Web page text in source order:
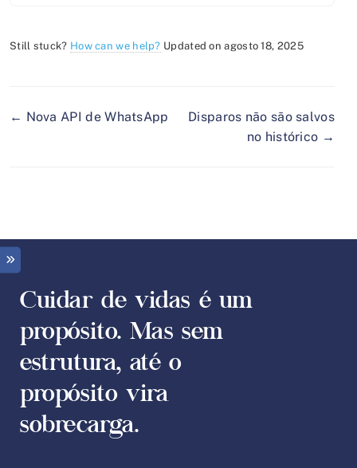
Still stuck? How can we help? Updated on agosto 18, 2025
← Nova API de WhatsApp
Disparos não são salvos
no histórico →
Cuidar de vidas é um
propósito. Mas sem
estrutura, até o
propósito vira
sobrecarga.